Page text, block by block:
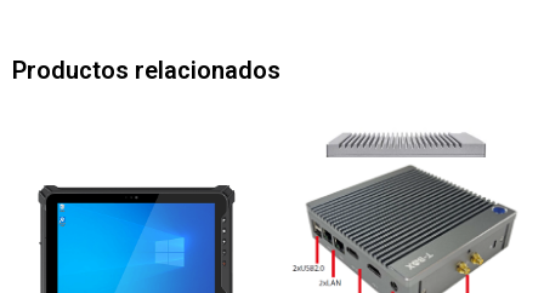
Productos relacionados